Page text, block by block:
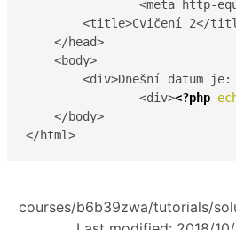
<title>Cvičení 2</
    </head>
    <body>
        <div>Dnešní datum je:
		<div>
<?php
    </body>
</html>
courses/b6b39zwa/tutorials/